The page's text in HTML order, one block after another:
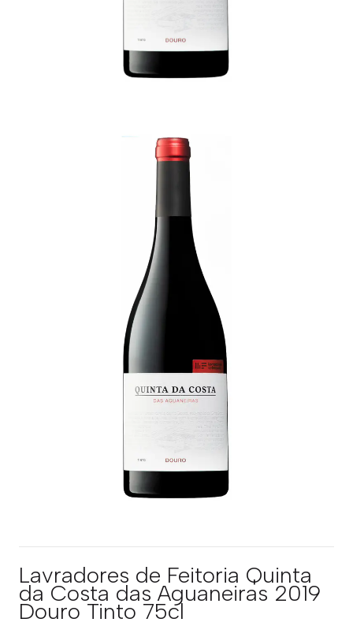
Lavradores de Feitoria Quinta
da Costa das Aguaneiras 2019
Douro Tinto 75cl